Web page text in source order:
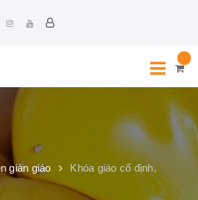
giàn giáo
Khóa giáo cố định,